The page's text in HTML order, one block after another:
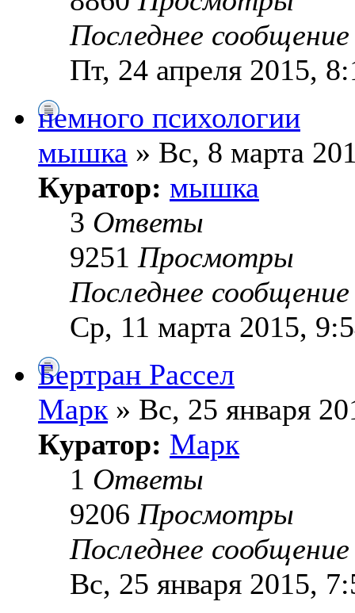
Последнее
Пт, 24 апреля 2015,
немного психологии
мышка » Вс, 8 марта
Куратор: мышка
3 Ответы
9251 Просмотры
Последнее
Ср, 11 марта 2015,
Бертран Рассел
Марк » Вс, 25 января
Куратор: Марк
1 Ответы
9206 Просмотры
Последнее
Вс, 25 января 2015,